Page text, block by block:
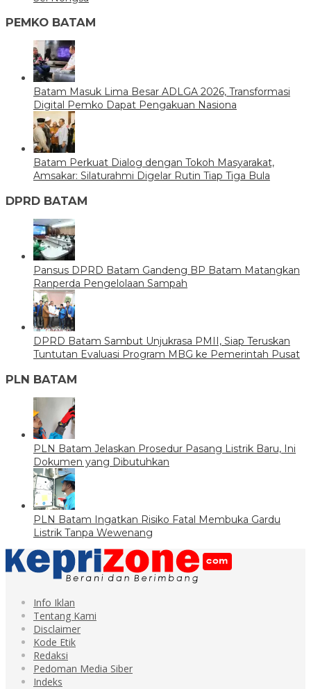
PEMKO BATAM
Batam Masuk Lima Besar ADLGA 2026, Transformasi
Digital Pemko Dapat Pengakuan Nasiona
Batam Perkuat Dialog dengan Tokoh Masyarakat,
Amsakar: Silaturahmi Digelar Rutin Tiap Tiga Bula
DPRD BATAM
Pansus DPRD Batam Gandeng BP Batam Matangkan
Ranperda Pengelolaan Sampah
DPRD Batam Sambut Unjukrasa PMII, Siap Teruskan
Tuntutan Evaluasi Program MBG ke Pemerintah Pusat
PLN BATAM
PLN Batam Jelaskan Prosedur Pasang Listrik Baru, Ini
Dokumen yang Dibutuhkan
PLN Batam Ingatkan Risiko Fatal Membuka Gardu
Listrik Tanpa Wewenang
Info Iklan
Tentang Kami
Disclaimer
Kode Etik
Redaksi
Pedoman Media Siber
Indeks